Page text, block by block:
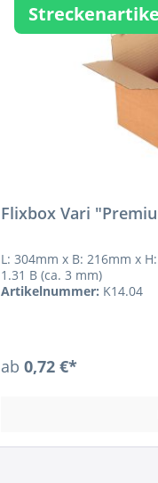
Flixbox Vari
L: 304mm x B: 216mm x
1.31 B (ca. 3 mm)
Artikelnummer: K14.04
ab 0,72 €*